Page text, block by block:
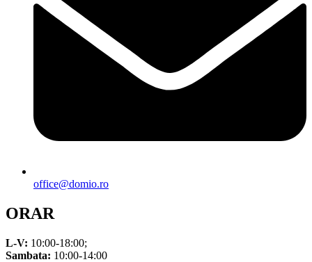
office@domio.ro
ORAR
L-V: 10:00-18:00;
Sambata: 10:00-14:00